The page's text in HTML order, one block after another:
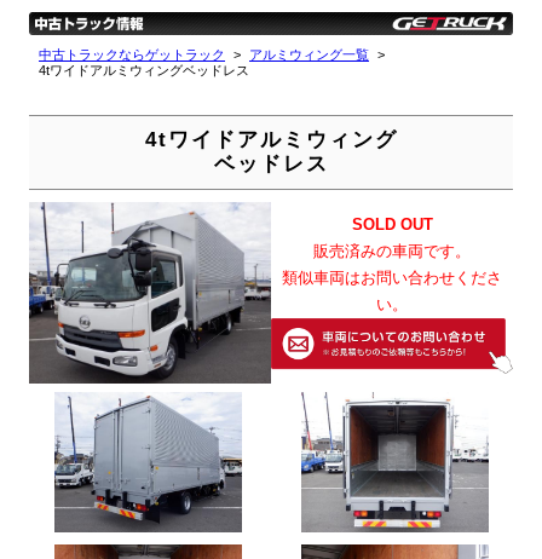
中古トラックならゲットラック
アルミウィング一覧
4tワイドアルミウィングベッドレス
4tワイドアルミウィング
ベッドレス
SOLD OUT
販売済みの車両です。
類似車両はお問い合わせくださ
い。